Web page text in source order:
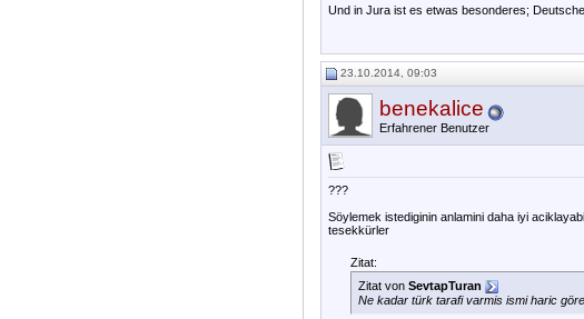
Und in Jura ist es etwas besonderes;
23.10.2014, 09:03
benekalice
Erfahrener Benutzer
???
Söylemek istediginin anlamini daha iyi
tesekkürler
Zitat:
Zitat von SevtapTuran
Ne kadar türk tarafi varmis ismi haric